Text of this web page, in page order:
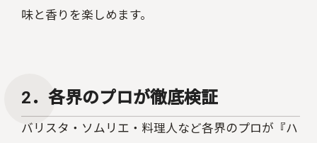
味と香りを楽しめます。
2．各界のプロが徹底検証
バリスタ・ソムリエ・料理人など各界のプロが『ハ